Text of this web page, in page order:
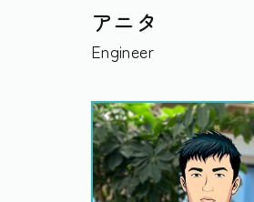
アニタ
Engineer